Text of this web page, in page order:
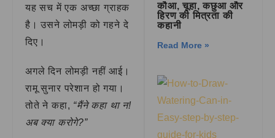
यह सच में एक अच्छा ग्राहक
है। उसने लोमड़ी को गहने दे
दिए।
अगले दिन लोमड़ी नहीं आई।
रामू सुनार परेशान हो गया।
तोते ने कहा, “मैंने कहा था न!
अब क्या करोगे?”
कौआ, चूहा, कछुआ और
हिरण की मित्रता की
कहानी
Read More »